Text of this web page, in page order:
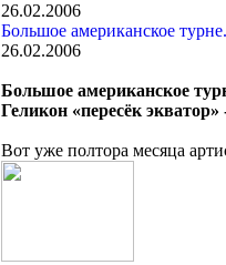
26.02.2006
Большое американское
26.02.2006
Большое американское
Геликон «пересёк
Вот уже полтора месяца